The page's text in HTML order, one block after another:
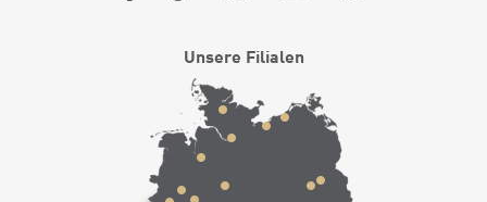
Unsere Filialen